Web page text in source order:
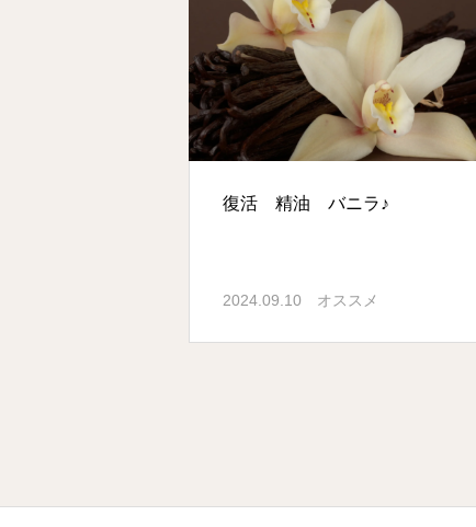
復活 精油 バニラ♪
2024.09.10 オススメ